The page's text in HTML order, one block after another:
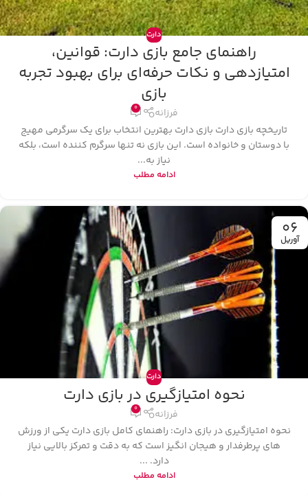
دارت
راهنمای جامع بازی دارت: قوانین،
امتیازدهی و نکات حرفه‌ای برای بهبود تجربه
بازی
فرزانه 0
تاریخچه بازی دارت بازی دارت بهترین انتخاب برای یک سرگرمی مهیج
با دوستان و خانواده است. این بازی نه تنها سرگرم‌ کننده است، بلکه
نیاز به...
ادامه مطلب
06
آوریل
دارت
نحوه امتیازگیری در بازی دارت
فرزانه 0
نحوه امتیازگیری در بازی دارت: راهنمای کامل بازی دارت یکی از ورزش‌
های پرطرفدار و هیجان‌ انگیز است که به دقت و تمرکز بالایی نیاز
دارد. ...
ادامه مطلب